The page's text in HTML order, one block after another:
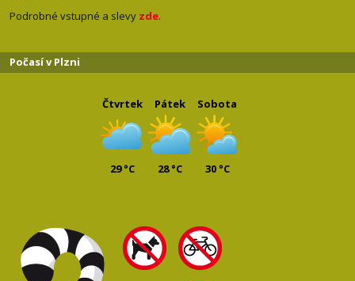
Podrobné vstupné a slevy zde.
Počasí v Plzni
Čtvrtek
29 °C
Pátek
28 °C
Sobota
30 °C